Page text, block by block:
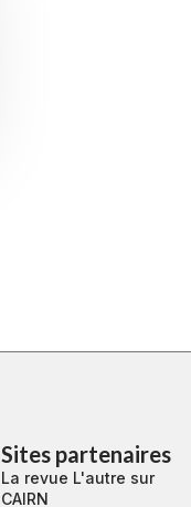
Sites partenaires
La revue L'autre sur
CAIRN